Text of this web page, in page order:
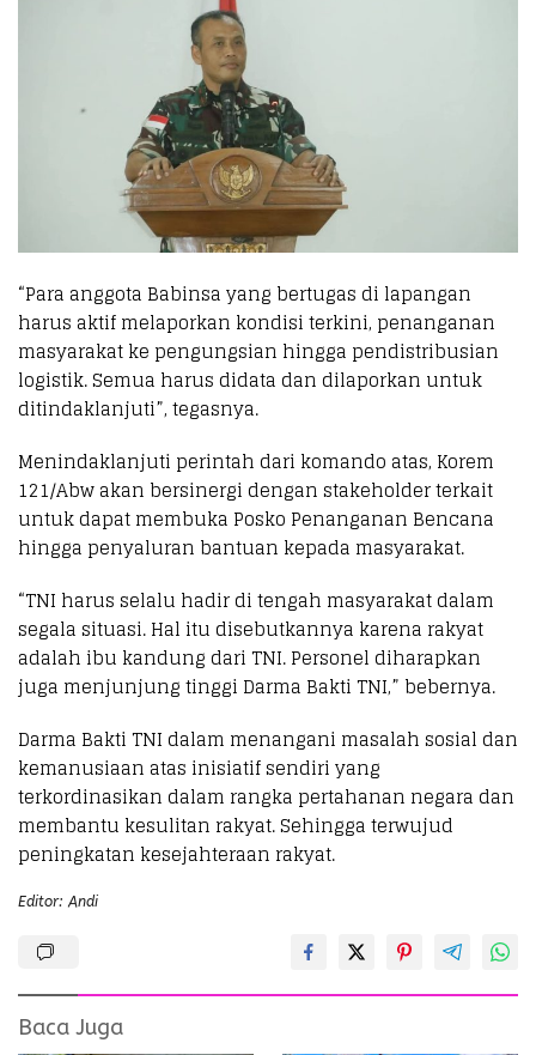
“Para anggota Babinsa yang bertugas di lapangan
harus aktif melaporkan kondisi terkini, penanganan
masyarakat ke pengungsian hingga pendistribusian
logistik. Semua harus didata dan dilaporkan untuk
ditindaklanjuti”, tegasnya.
Menindaklanjuti perintah dari komando atas, Korem
121/Abw akan bersinergi dengan stakeholder terkait
untuk dapat membuka Posko Penanganan Bencana
hingga penyaluran bantuan kepada masyarakat.
“TNI harus selalu hadir di tengah masyarakat dalam
segala situasi. Hal itu disebutkannya karena rakyat
adalah ibu kandung dari TNI. Personel diharapkan
juga menjunjung tinggi Darma Bakti TNI,” bebernya.
Darma Bakti TNI dalam menangani masalah sosial dan
kemanusiaan atas inisiatif sendiri yang
terkordinasikan dalam rangka pertahanan negara dan
membantu kesulitan rakyat. Sehingga terwujud
peningkatan kesejahteraan rakyat.
Editor: Andi
Baca Juga